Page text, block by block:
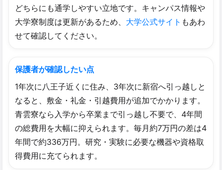
どちらにも通学しやすい立地です。キャンパス情報や
大学寮制度は更新があるため、 大学公式サイト もあわ
せて確認してください。
保護者が確認したい点
1年次に八王子近くに住み、3年次に新宿へ引っ越しと
なると、敷金・礼金・引越費用が追加でかかります。
青雲寮なら入学から卒業まで引っ越し不要で、4年間
の総費用を大幅に抑えられます。毎月約7万円の差は4
年間で約336万円。研究・実験に必要な機器や資格取
得費用に充てられます。